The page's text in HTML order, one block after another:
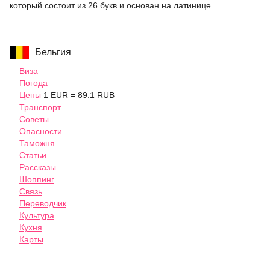
который состоит из 26 букв и основан на латинице.
Бельгия
Виза
Погода
Цены 1 EUR = 89.1 RUB
Транспорт
Советы
Опасности
Таможня
Статьи
Рассказы
Шоппинг
Связь
Переводчик
Культура
Кухня
Карты